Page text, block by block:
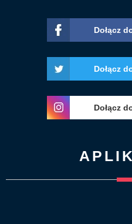
Dołącz
Dołącz
Dołącz